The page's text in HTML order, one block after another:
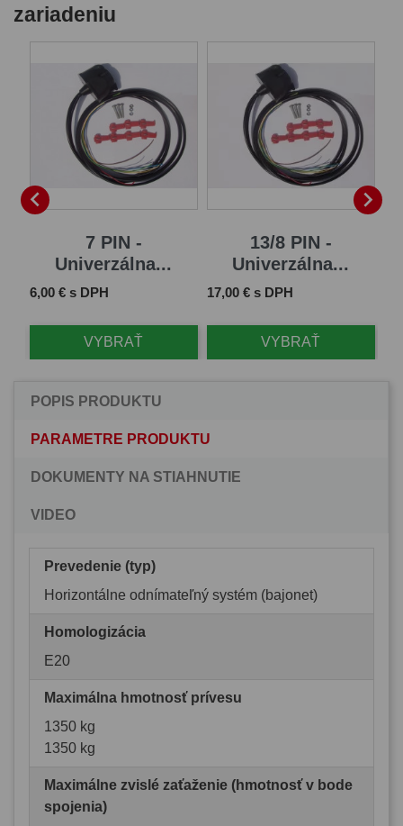
zariadeniu

7 PIN -
Univerzálna...
Cena
6,00 € s DPH
VYBRAŤ
13/8 PIN -
Univerzálna...
Cena
17,00 € s DPH
VYBRAŤ

POPIS PRODUKTU
PARAMETRE PRODUKTU
DOKUMENTY NA STIAHNUTIE
VIDEO
Prevedenie (typ)
Horizontálne odnímateľný systém (bajonet)
Homologizácia
E20
Maximálna hmotnosť prívesu
1350 kg
1350 kg
Maximálne zvislé zaťaženie (hmotnosť v bode
spojenia)